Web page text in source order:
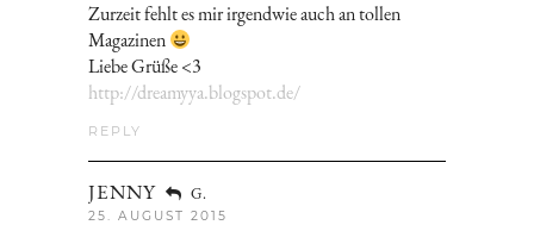
Zurzeit fehlt es mir irgendwie auch an tollen
Magazinen
Liebe Grüße <3
http://dreamyya.blogspot.de/
REPLY
JENNY G.
25. AUGUST 2015